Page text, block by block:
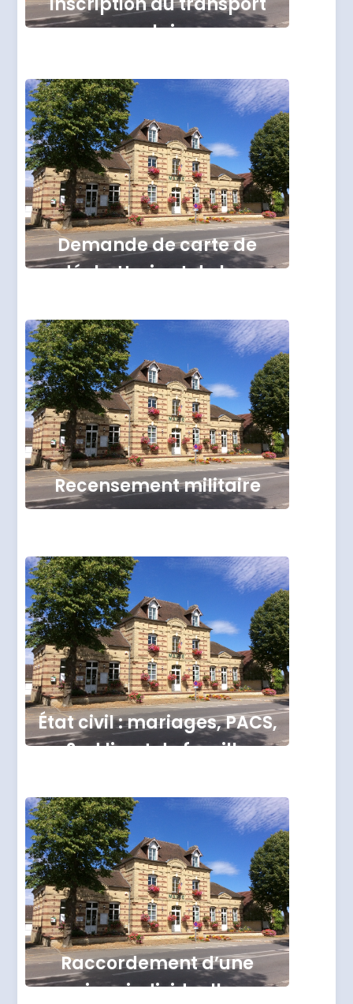
Inscription au transport
scolaire
Demande de carte de
déchetterie et de bac
Recensement militaire
État civil : mariages, PACS,
2nd livret de famille
Raccordement d’une
maison individuelle au